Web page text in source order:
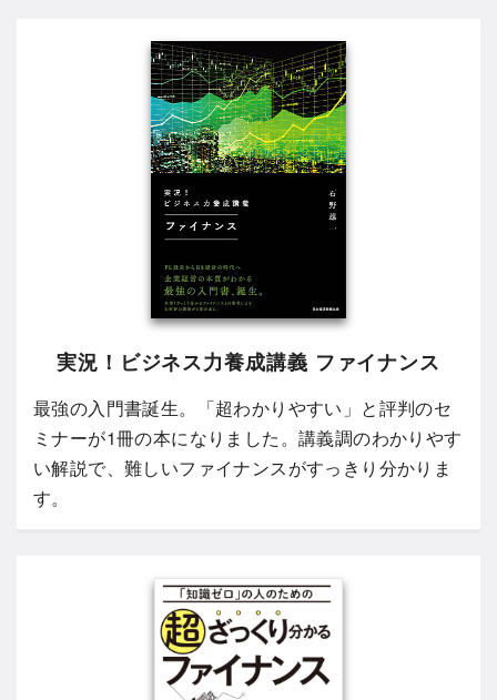
実況！ビジネス力養成講義 ファイナンス
最強の入門書誕生。「超わかりやすい」と評判のセ
ミナーが1冊の本になりました。講義調のわかりやす
い解説で、難しいファイナンスがすっきり分かりま
す。